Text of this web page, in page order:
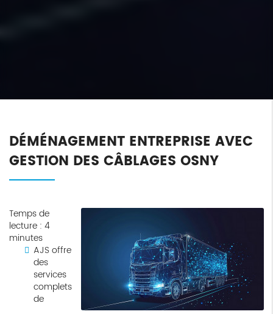
DÉMÉNAGEMENT ENTREPRISE AVEC
GESTION DES CÂBLAGES OSNY
Temps de
lecture : 4
minutes
AJS offre
des
services
complets
de